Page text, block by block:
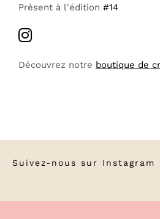
Présent à l'édition #14
Découvrez notre boutique de
Suivez-nous sur Instagram